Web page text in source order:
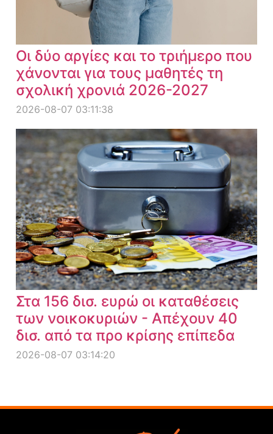
Οι δύο αργίες και το τριήμερο που
χάνονται για τους μαθητές τη
σχολική χρονιά 2026-2027
2026-08-07 03:11:38
Στα 156 δισ. ευρώ οι καταθέσεις
των νοικοκυριών - Απέχουν 40
δισ. από τα προ κρίσης επίπεδα
2026-08-07 03:14:20